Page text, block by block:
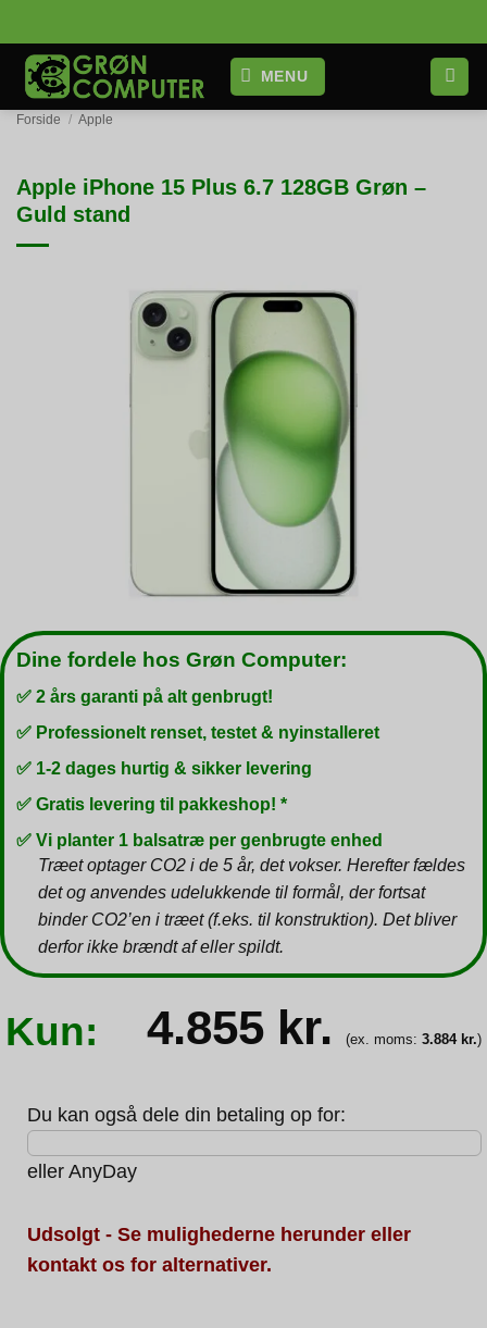
til
indhold
MENU
Forside / Apple
Apple iPhone 15 Plus 6.7 128GB Grøn –
Guld stand
Dine fordele hos Grøn Computer:
✅ 2 års garanti på alt genbrugt!
✅ Professionelt renset, testet & nyinstalleret
✅ 1-2 dages hurtig & sikker levering
✅ Gratis levering til pakkeshop! *
✅ Vi planter 1 balsatræ per genbrugte enhed
Træet optager CO2 i de 5 år, det vokser. Herefter fældes
det og anvendes udelukkende til formål, der fortsat
binder CO2’en i træet (f.eks. til konstruktion). Det bliver
derfor ikke brændt af eller spildt.
Kun: 4.855 kr. (ex. moms: 3.884 kr.)
Du kan også dele din betaling op for:
eller AnyDay
Udsolgt - Se mulighederne herunder eller
kontakt os for alternativer.